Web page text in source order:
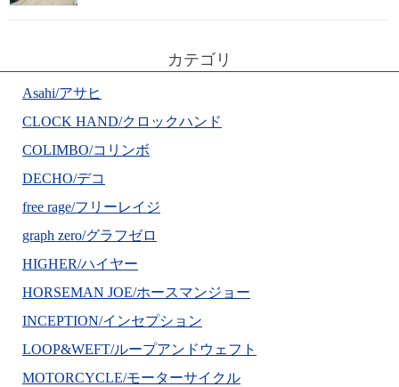
カテゴリ
Asahi/アサヒ
CLOCK HAND/クロックハンド
COLIMBO/コリンボ
DECHO/デコ
free rage/フリーレイジ
graph zero/グラフゼロ
HIGHER/ハイヤー
HORSEMAN JOE/ホースマンジョー
INCEPTION/インセプション
LOOP&WEFT/ループアンドウェフト
MOTORCYCLE/モーターサイクル